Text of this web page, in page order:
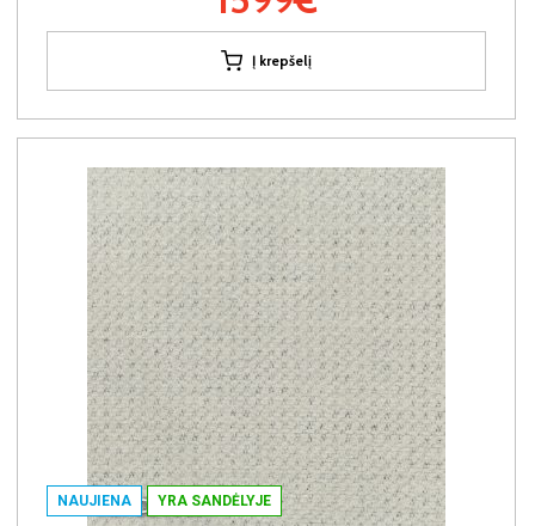
Į krepšelį
NAUJIENA YRA SANDĖLYJE